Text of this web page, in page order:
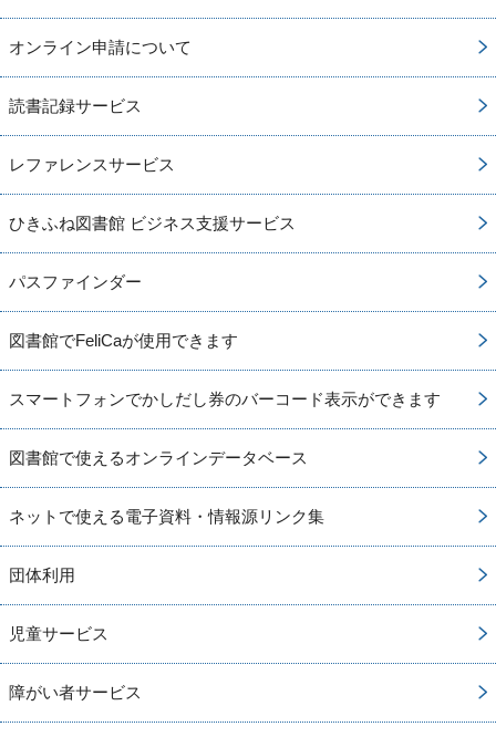
オンライン申請について
読書記録サービス
レファレンスサービス
ひきふね図書館 ビジネス支援サービス
パスファインダー
図書館でFeliCaが使用できます
スマートフォンでかしだし券のバーコード表示ができます
図書館で使えるオンラインデータベース
ネットで使える電子資料・情報源リンク集
団体利用
児童サービス
障がい者サービス